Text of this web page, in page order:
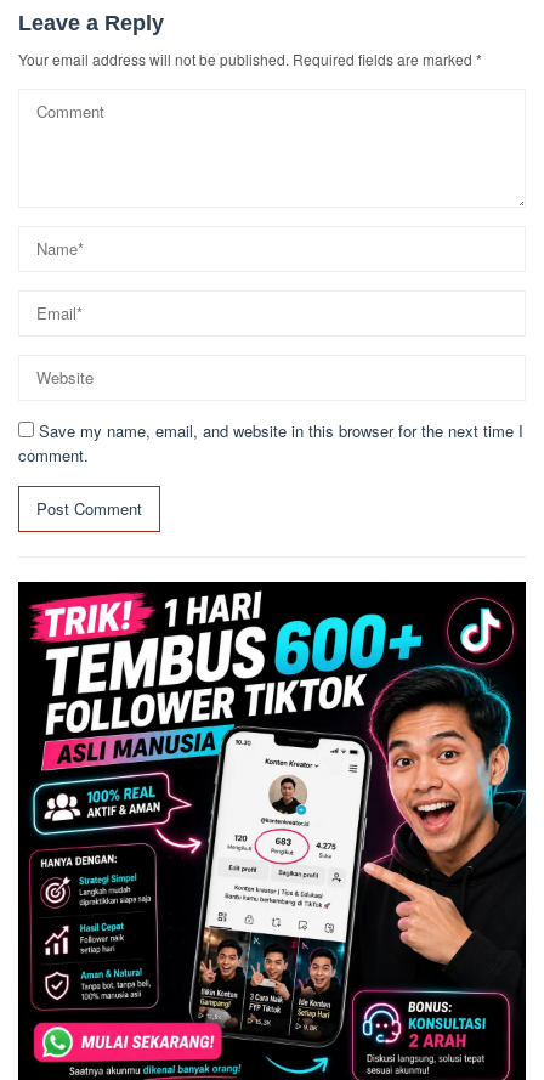
Leave a Reply
Your email address will not be published. Required fields are marked *
Save my name, email, and website in this browser for the next time I
comment.